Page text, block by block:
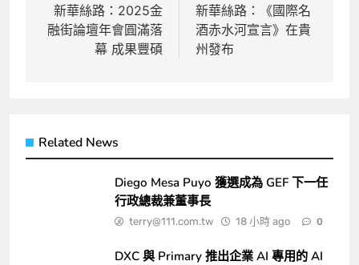
章
導
新華絲路：2025金
融街論壇年會圓滿落
幕 成果豐碩
新華絲路：《國際名
酒赤水河宣言》在貴
州發布
Related News
Diego Mesa Puyo 獲選成為 GEF 下一任
行政總裁兼董事長
terry@111.com.tw 18 小時 ago 0
DXC 與 Primary 推出企業 AI 專用的 AI